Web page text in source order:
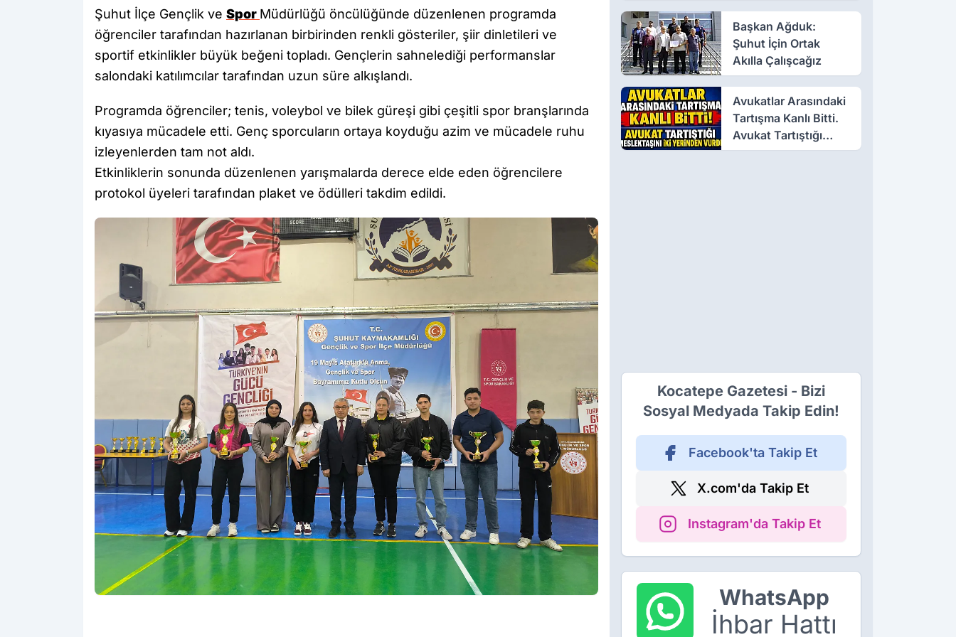
Şuhut İlçe Gençlik ve Spor Müdürlüğü öncülüğünde düzenlenen programda
öğrenciler tarafından hazırlanan birbirinden renkli gösteriler, şiir dinletileri ve
sportif etkinlikler büyük beğeni topladı. Gençlerin sahnelediği performanslar
salondaki katılımcılar tarafından uzun süre alkışlandı.
Programda öğrenciler; tenis, voleybol ve bilek güreşi gibi çeşitli spor branşlarında
kıyasıya mücadele etti. Genç sporcuların ortaya koyduğu azim ve mücadele ruhu
izleyenlerden tam not aldı.
Etkinliklerin sonunda düzenlenen yarışmalarda derece elde eden öğrencilere
protokol üyeleri tarafından plaket ve ödülleri takdim edildi.
Başkan Ağduk:
Şuhut İçin Ortak
Akılla Çalışcağız
Avukatlar Arasındaki
Tartışma Kanlı Bitti.
Avukat Tartıştığı
Meslektaşını İki
Kocatepe Gazetesi - Bizi
Sosyal Medyada Takip Edin!
Facebook'ta Takip Et
X.com'da Takip Et
Instagram'da Takip Et
WhatsApp
İhbar Hattı